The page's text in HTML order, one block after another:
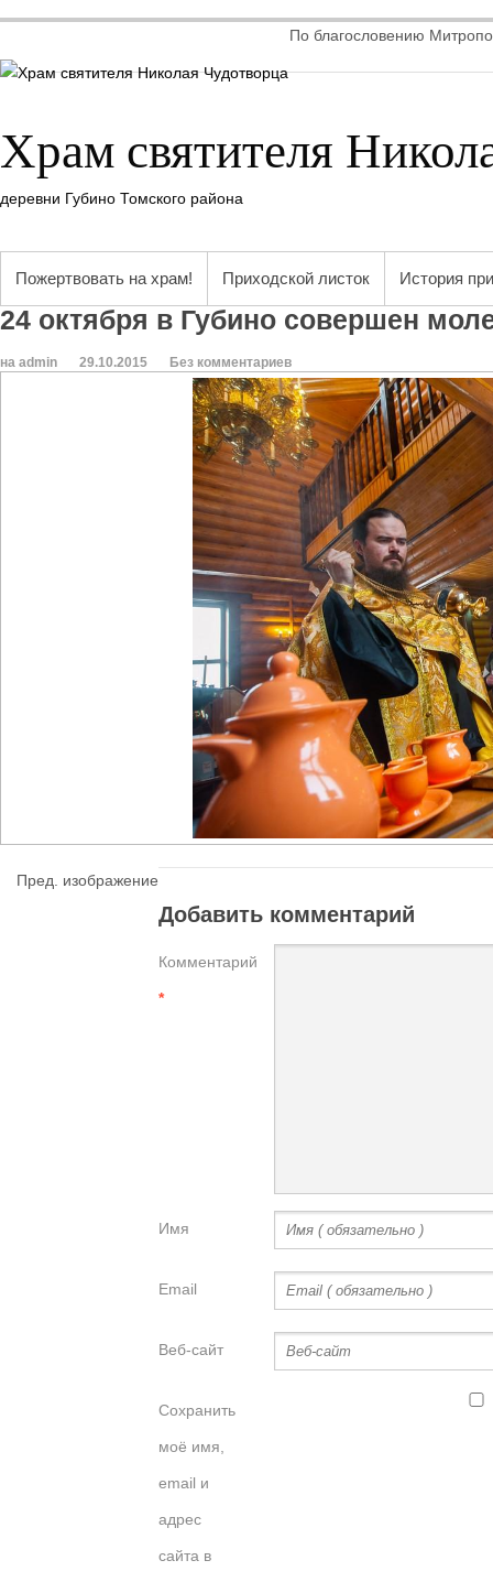
По благословению
Храм святителя
деревни Губино Томского района
Пожертвовать на храм! Приходской листок История
24 октября в Губино совершен
на admin 29.10.2015 Без комментариев
Пред. изображение
Добавить комментарий
Комментарий
*
Имя
Email
Веб-сайт
Сохранить
моё имя,
email и
адрес
сайта в